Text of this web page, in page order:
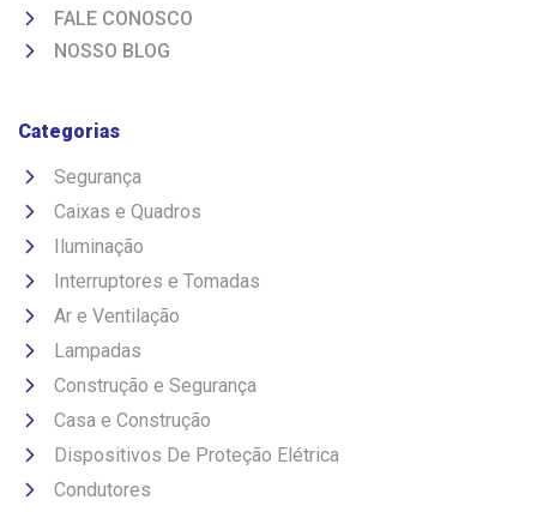
FALE CONOSCO
NOSSO BLOG
Categorias
Segurança
Caixas e Quadros
Iluminação
Interruptores e Tomadas
Ar e Ventilação
Lampadas
Construção e Segurança
Casa e Construção
Dispositivos De Proteção Elétrica
Condutores